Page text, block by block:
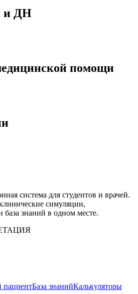
и ДН
помощи
система для студентов и врачей.
симуляции,
база знаний в одном месте.
пациентБаза знанийКалькуляторы